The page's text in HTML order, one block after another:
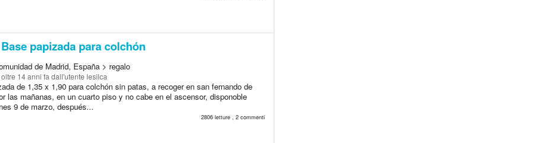
Base papizada para colchón
de Madrid, España > regalo
oltre 14 anni fa dall'utente lesilca
de 1,35 x 1,90 para colchón sin patas, a recoger en san fernando de
las mañanas, en un cuarto piso y no cabe en el ascensor, disponoble
9 de marzo, después...
2806 letture , 2 commenti